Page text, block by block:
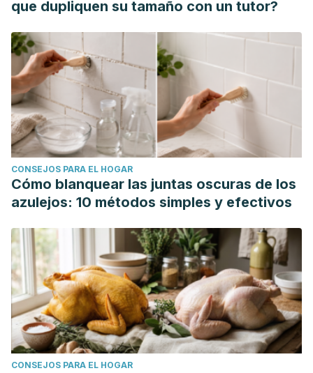
que dupliquen su tamaño con un tutor?
CONSEJOS PARA EL HOGAR
Cómo blanquear las juntas oscuras de los
azulejos: 10 métodos simples y efectivos
CONSEJOS PARA EL HOGAR